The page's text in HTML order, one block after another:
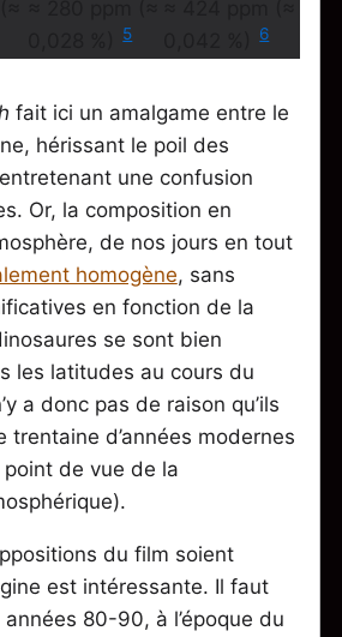
5 6
fait ici un amalgame entre le
hérissant le poil des
une confusion
Or, la composition en
de nos jours en tout
homogène, sans
en fonction de la
se sont bien
les latitudes au cours du
a donc pas de raison qu’ils
trentaine d’années modernes
de vue de la
du film soient
est intéressante. Il faut
80-90, à l’époque du